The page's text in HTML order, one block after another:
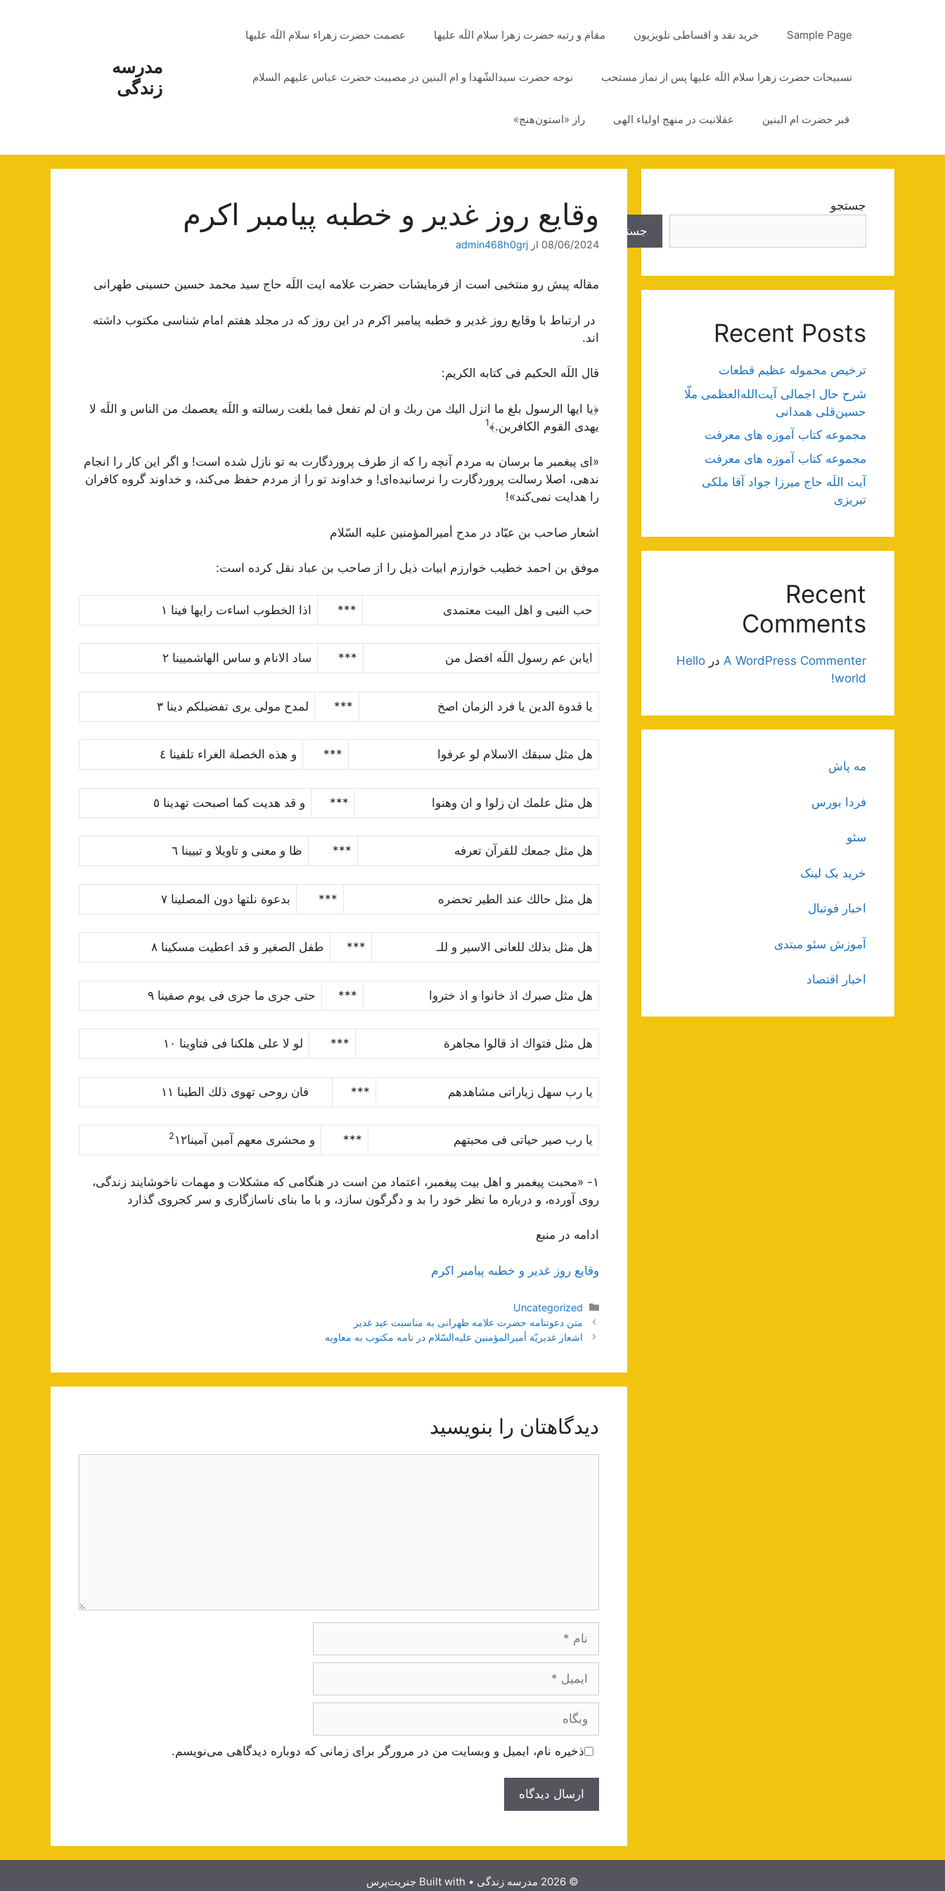
مدرسه
زندگی
Sample Page خرید نقد و اقساطی تلویزیون مقام و رتبه حضرت زهرا سلام اللَه علیها عصمت حضرت زهراء سلام اللَه علیها
تسبیحات حضرت زهرا سلام اللَه علیها پس از نماز مستحب نوحه حضرت سیدالشّهدا و ام البنین در مصیبت حضرت عباس علیهم السلام
قبر حضرت ام البنین عقلانیت در منهج اولیاء الهی راز «استون‌هنج»
وقایع روز غدیر و خطبه پیامبر اکرم
08/06/2024 از admin468h0grj
مقاله پیش رو منتخبی است از فرمایشات حضرت علامه ایت اللَه حاج سید محمد حسین حسینی طهرانی
در ارتباط با وقایع روز غدیر و خطبه پیامبر اكرم در این روز كه در مجلد هفتم امام شناسی مکتوب داشته
اند.
قال اللَه الحكیم فى كتابه الكریم:
﴿يا ايها الرسول بلغ ما انزل اليك من ربك و ان لم تفعل فما بلغت رسالته و اللَه يعصمك من الناس و اللَه لا
يهدى القوم الكافرين.﴾1
«اى پیغمبر ما برسان به مردم آنچه را كه از طرف پروردگارت به تو نازل شده است! و اگر این كار را انجام
ندهى، اصلا رسالت پروردگارت را نرسانیده‌اى! و خداوند تو را از مردم حفظ مى‌كند، و خداوند گروه كافران
را هدایت نمى‌كند»!
اشعار صاحب‌ بن‌ عبّاد در مدح‌ أمیرالمؤمنین‌ علیه‌ السّلام‌
موفق بن احمد خطیب خوارزم ابیات ذیل را از صاحب بن عباد نقل كرده است:
حب النبى و اهل البیت معتمدى *** اذا الخطوب اساءت رایها فینا ١
ایابن عم رسول اللَه افضل من *** ساد الانام و ساس الهاشمیینا ٢
یا قدوة الدین یا فرد الزمان اصخ *** لمدح مولى یرى تفضیلكم دینا ٣
هل مثل سبقك الاسلام لو عرفوا *** و هذه الخصلة الغراء تلفینا ٤
هل مثل علمك ان زلوا و ان وهنوا *** و قد هدیت كما اصبحت تهدینا ٥
هل مثل جمعك للقرآن تعرفه *** ظا و معنى و تاویلا و تبیینا ٦
هل مثل حالك عند الطیر تحضره *** بدعوة نلتها دون المصلینا ٧
هل مثل بذلك للعانى الاسیر و للـ *** طفل الصغیر و قد اعطیت مسكینا ٨
هل مثل صبر ك اذ خانوا و اذ ختروا *** حتى جرى ما جرى فى یوم صفینا ٩
هل مثل فتوا ك اذ قالوا مجاهرة *** لو لا على هلكنا فى فتاوینا ١٠
یا رب سهل زیاراتى مشاهدهم *** فان روحى تهوى ذلك الطینا ١١
یا رب صیر حیاتى فى محبتهم *** و محشرى معهم آمین آمینا 2 ١٢
١- «محبت پیغمبر و اهل بیت پیغمبر، اعتماد من است در هنگامى كه مشكلات و مهمات ناخوشایند زندگى،
روى آورده، و درباره ما نظر خود را بد و دگرگون سازد، و با ما بناى ناسازگارى و سر كجروى گذارد
ادامه در منبع
وقایع روز غدیر و خطبه پیامبر اکرم
دسته‌ها
Uncategorized
ناوبری
نوشته‌ها
متن دعوتنامه حضرت علامه طهرانی به مناسبت عيد غدير
اشعار غديريّة أميرالمؤمنين عليه‌السّلام در نامه مكتوب به معاويه
دیدگاهتان را بنویسید
وبگاه
ذخیره نام، ایمیل و وبسایت من در مرورگر برای زمانی که دوباره دیدگاهی می‌نویسم.
جستجو
جستجو
Recent Posts
ترخیص محموله عظیم قطعات
شرح حال اجمالی آیت‌الله‌العظمی ملّا
حسین‌قلی همدانی
مجموعه کتاب آموزه های معرفت
مجموعه کتاب آموزه های معرفت
آیت اللَه حاج میرزا جواد آقا ملکی
تبریزی
Recent
Comments
A WordPress Commenter در Hello
world!
مه پاش
فردا بورس
سئو
خرید بک لینک
اخبار فوتبال
آموزش سئو مبتدی
اخبار اقتصاد
© 2026 مدرسه زندگی • Built with جنریت‌پرس